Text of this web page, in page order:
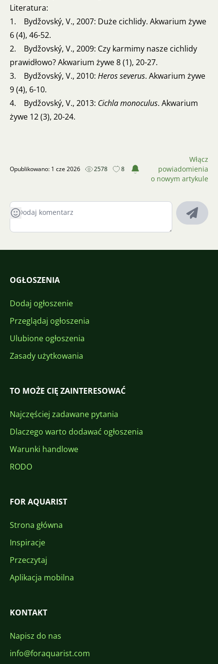
Literatura:
1. Bydžovský, V., 2007: Duże cichlidy. Akwarium żywe
6 (4), 46-52.
2. Bydžovský, V., 2009: Czy karmimy nasze cichlidy
prawidłowo? Akwarium żywe 8 (1), 20-27.
3. Bydžovský, V., 2010: Heros severus. Akwarium żywe
9 (4), 6-10.
4. Bydžovský, V., 2013: Cichla monoculus. Akwarium
żywe 12 (3), 20-24.
Opublikowano: 1 cze 2026 2578 8
Włącz
powiadomienia
o nowym artykule
OGŁOSZENIA
Dodaj ogłoszenie
Przeglądaj ogłoszenia
Ulubione ogłoszenia
Zasady użytkowania
TO MOŻE CIĘ ZAINTERESOWAĆ
Najczęściej zadawane pytania
Dlaczego warto dodawać ogłoszenia
Warunki handlowe
RODO
FOR AQUARIST
Strona główna
Inspiracje
Przeczytaj
Aplikacja mobilna
KONTAKT
Napisz do nas
info@foraquarist.com